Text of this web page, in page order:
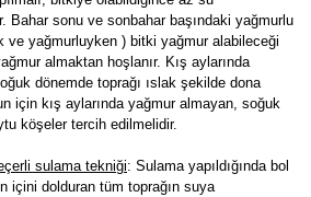
Bahar sonu ve sonbahar başındaki yağmurlu
ve yağmurluyken ) bitki yağmur alabileceği
almaktan hoşlanır. Kış aylarında
dönemde toprağı ıslak şekilde dona
için kış aylarında yağmur almayan, soğuk
köşeler tercih edilmelidir.
sulama tekniği: Sulama yapıldığında bol
içini dolduran tüm toprağın suya